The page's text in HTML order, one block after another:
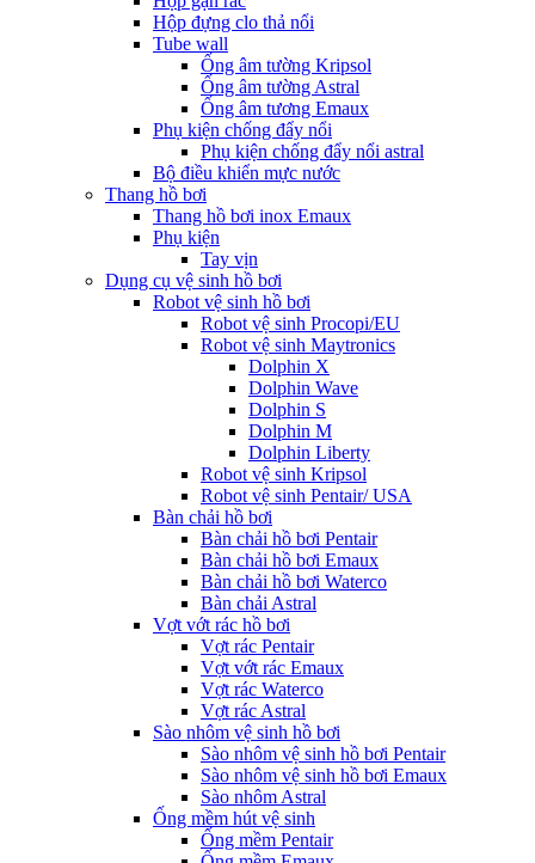
Hộp đựng clo thả nổi
Tube wall
Ống âm tường Kripsol
Ống âm tường Astral
Ống âm tương Emaux
Phụ kiện chống đẩy nổi
Phụ kiện chống đẩy nổi astral
Bộ điều khiển mực nước
Thang hồ bơi
Thang hồ bơi inox Emaux
Phụ kiện
Tay vịn
Dụng cụ vệ sinh hồ bơi
Robot vệ sinh hồ bơi
Robot vệ sinh Procopi/EU
Robot vệ sinh Maytronics
Dolphin X
Dolphin Wave
Dolphin S
Dolphin M
Dolphin Liberty
Robot vệ sinh Kripsol
Robot vệ sinh Pentair/ USA
Bàn chải hồ bơi
Bàn chải hồ bơi Pentair
Bàn chải hồ bơi Emaux
Bàn chải hồ bơi Waterco
Bàn chải Astral
Vợt vớt rác hồ bơi
Vợt rác Pentair
Vợt vớt rác Emaux
Vợt rác Waterco
Vợt rác Astral
Sào nhôm vệ sinh hồ bơi
Sào nhôm vệ sinh hồ bơi Pentair
Sào nhôm vệ sinh hồ bơi Emaux
Sào nhôm Astral
Ống mềm hút vệ sinh
Ống mềm Pentair